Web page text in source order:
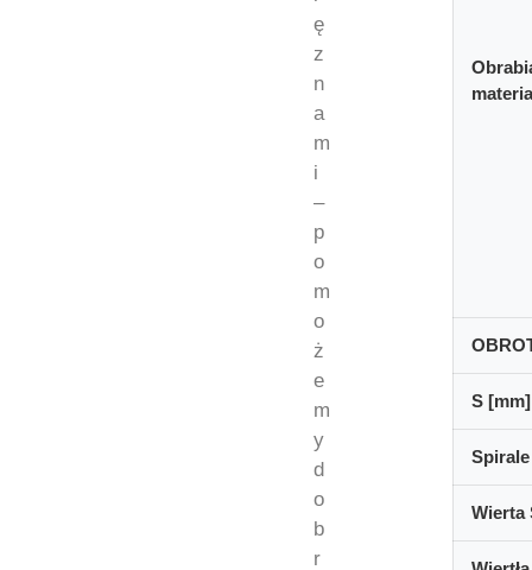
ę
z
n
a
m
i
–
p
o
m
o
ż
e
m
y
d
o
b
r
S [mm]
Spirale
Wierta